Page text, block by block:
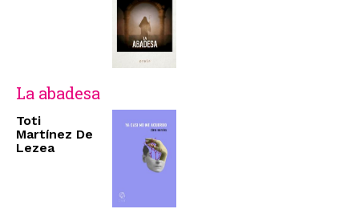
La abadesa
Toti
Martínez De
Lezea